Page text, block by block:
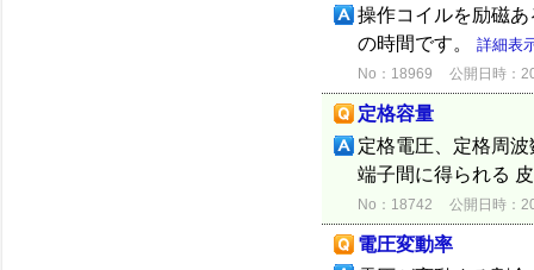
操作コイルを励磁
の時間です。 詳細表
No：18969 公開日時：
定格容量
定格電圧、定格周
端子間に得られる
No：18742 公開日時：
電圧変動率